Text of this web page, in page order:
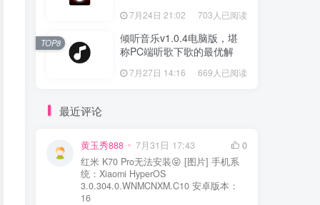
家必备的网络工具箱
7月24日 21:02 703人已阅读
倾听音乐v1.0.4电脑版，堪
称PC端听歌下歌的最优解
7月27日 14:16 669人已阅读
TOP8
最近评论
黄玉秀888 7月31日 17:43
0
红米 K70 Pro无法安装😝 [图片] 手机系
统：Xiaomi HyperOS
3.0.304.0.WNMCNXM.C10 安卓版本：
16